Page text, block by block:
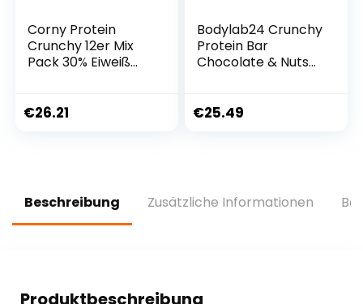
Corny Protein
Crunchy 12er Mix
Pack 30% Eiweiß
Mixbox
€26.21
Bodylab24 Crunchy
Protein Bar
Chocolate & Nuts
knuspriger Protein-
Eiweiß-Riegel mit
€25.49
Beschreibung Zusätzliche Informationen
Produktbeschreibung